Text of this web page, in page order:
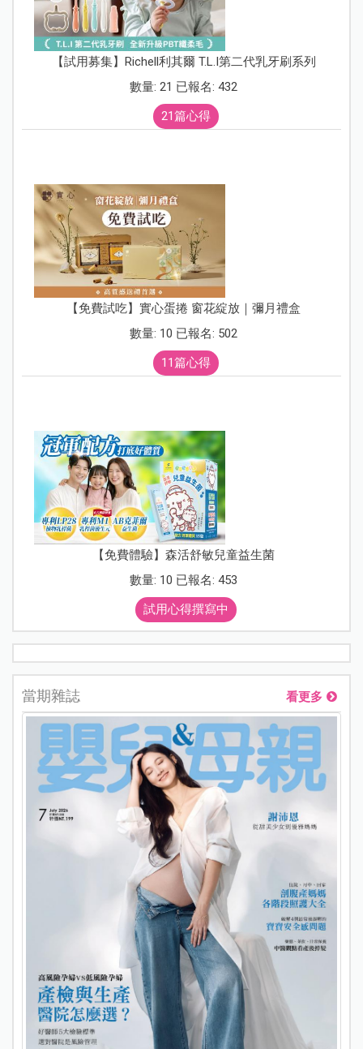
【試用募集】Richell利其爾 T.L.I第二代乳牙刷系列
數量: 21 已報名: 432
21篇心得
【免費試吃】實心蛋捲 窗花綻放｜彌月禮盒
數量: 10 已報名: 502
11篇心得
【免費體驗】森活舒敏兒童益生菌
數量: 10 已報名: 453
試用心得撰寫中
當期雜誌 看更多